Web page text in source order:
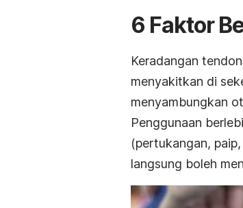
6 Faktor
Keradangan
menyakitkan di
menyambungkan
Penggunaan
(pertukangan,
langsung boleh